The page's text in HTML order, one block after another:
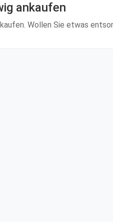
ankaufen
Wollen Sie etwas